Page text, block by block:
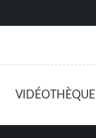
VIDÉOTHÈQUE